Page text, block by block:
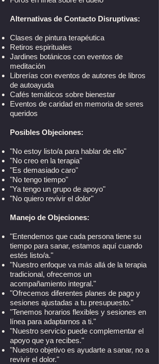
Alternativas de Contacto Disruptivas:
Clases de pintura terapéutica
Retiros espirituales
Jardines botánicos con eventos de
meditación
Librerías con eventos de autores de libros
de autoayuda
Cafés temáticos sobre bienestar
Eventos de caridad en memoria de seres
queridos
Posibles Objeciones:
"No estoy listo/a para hablar de ello"
"No creo en la terapia"
"Es demasiado caro"
"No tengo tiempo"
"Ya tengo un grupo de apoyo"
"No quiero revivir el dolor"
Manejo de Objeciones:
"Entendemos que cada persona tiene su
tiempo para sanar, estamos aquí cuando
estés listo/a."
"Nuestro enfoque va más allá de la terapia
tradicional, ofrecemos un
acompañamiento integral."
"Ofrecemos diferentes planes de pago y
sesiones ajustadas a tu presupuesto."
"Tenemos horarios flexibles y sesiones en
línea para adaptarnos a ti."
"Nuestro servicio puede complementar el
apoyo que ya recibes."
"Nuestro objetivo es ayudarte a sanar, no a
revivir el dolor."